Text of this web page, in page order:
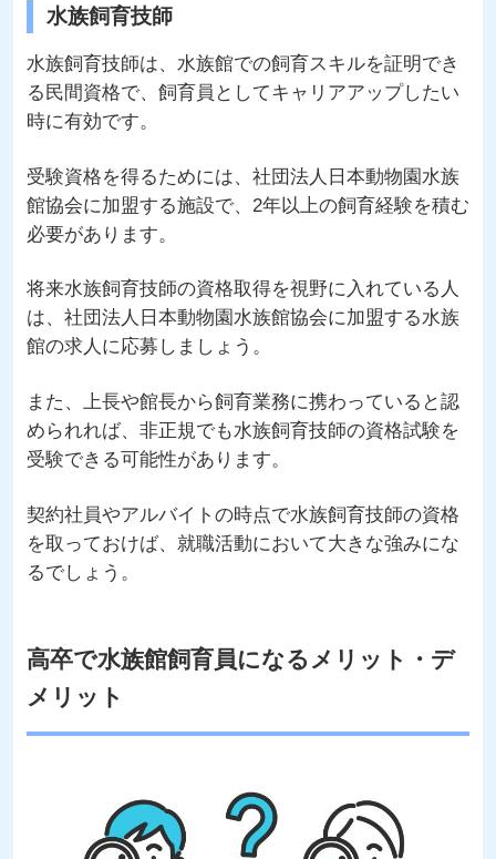
水族飼育技師
水族飼育技師は、水族館での飼育スキルを証明でき
る民間資格で、飼育員としてキャリアアップしたい
時に有効です。
受験資格を得るためには、社団法人日本動物園水族
館協会に加盟する施設で、2年以上の飼育経験を積む
必要があります。
将来水族飼育技師の資格取得を視野に入れている人
は、社団法人日本動物園水族館協会に加盟する水族
館の求人に応募しましょう。
また、上長や館長から飼育業務に携わっていると認
められれば、非正規でも水族飼育技師の資格試験を
受験できる可能性があります。
契約社員やアルバイトの時点で水族飼育技師の資格
を取っておけば、就職活動において大きな強みにな
るでしょう。
高卒で水族館飼育員になるメリット・デ
メリット